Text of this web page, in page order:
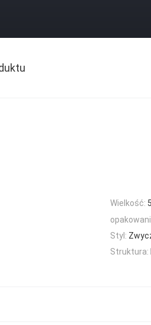
Wielkość:
Styl:
Struktura: